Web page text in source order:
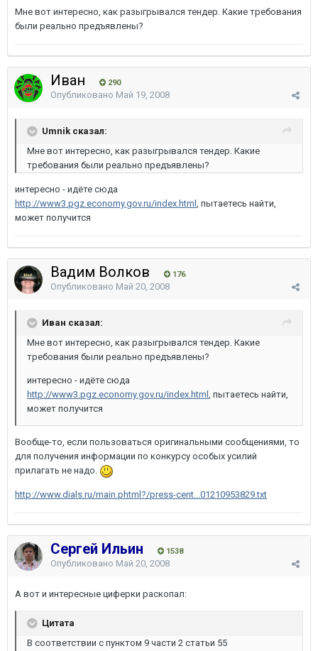
Мне вот интересно, как разыгрывался тендер. Какие требования
были реально предъявлены?
Иван 290
Опубликовано Май 19, 2008
Umnik сказал:
Мне вот интересно, как разыгрывался тендер. Какие
требования были реально предъявлены?
интересно - идёте сюда
http://www3.pgz.economy.gov.ru/index.html , пытаетесь найти,
может получится
Вадим Волков 176
Опубликовано Май 20, 2008
Иван сказал:
Мне вот интересно, как разыгрывался тендер. Какие
требования были реально предъявлены?
интересно - идёте сюда
http://www3.pgz.economy.gov.ru/index.html , пытаетесь найти,
может получится
Вообще-то, если пользоваться оригинальными сообщениями, то
для получения информации по конкурсу особых усилий
прилагать не надо.
http://www.dials.ru/main.phtml?/press-cent...01210953829.txt
Сергей Ильин 1538
Опубликовано Май 20, 2008
А вот и интересные циферки раскопал:
Цитата
В соответствии с пунктом 9 части 2 статьи 55